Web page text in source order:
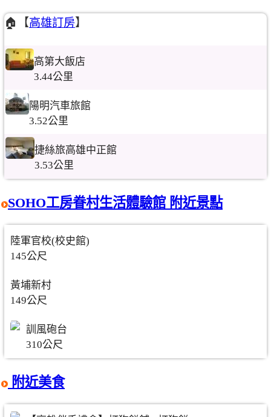
🏠【高雄訂房】
高第大飯店
3.44公里
陽明汽車旅館
3.52公里
捷絲旅高雄中正館
3.53公里
SOHO工房眷村生活體驗館 附近景點
陸軍官校(校史館)
145公尺
黃埔新村
149公尺
訓風砲台
310公尺
附近美食